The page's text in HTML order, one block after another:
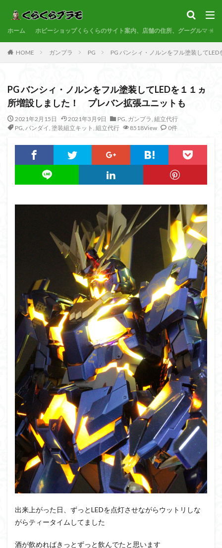
ホーム ホビーショップくらくらのサイト案内、店舗の住所、グーグルマップ
HOME ガンプラ PG PG バンシィ・ノルンをフル塗装して
PG バンシィ・ノルンをフル塗装してLEDを１１ヵ
所増設しました！ プレバン拡張ユニットも
2021年2月15日 2021年3月9日 PG, ガンプラ, 組立代行
PG, バンダイ, 塗装組立キット , 組立代行 8518View 0件
出来上がった日、ずっとLEDを点灯させながらウットリしな
がらティータイムしてました
酒が飲めればきっとずっと飲んでたと思います
素組代行
カテゴリー
30MF 30MM 30MP 30MS
86
ACVI
Amplified Amplified IMGN
BANDAI
BB戦士
CS EG
END OF HEROES
Figure-rise Standard
Figure-rise Standard Amplified
Figure-riseLABO
FULL MECHANICS
GQuuuuuuX
HGUC
Imaginary Skeleton
PLAMATEA PLAMAX
PLUM
Re incarnation Reincarnation
RG
SDCS SDEX SDW
SDWヒーローズ
SDガンダム
SDクロスシルエット
SDワールドヒーローズ
SEED
SEEDFREEDOM
show up
Supreme
ULTIMAGEAR
ULTRAMAN SUIT
Urdr-Hunt wave
YOASOBI
くらくらの挑戦状2021
くらくらコンペ
くらくらプラモアイギス
くらくらプラモコンペ
くらくら・オブザデッドコンペ
くらくら・オブザデッドプラモコンペ
くらくら創彩少女庭園コンペ
くらくら塗装初めセット2022
アイドルマスター
アイドルマスターシャイニーカラーズ
アイマス
アギト
アスカ
アリスギア・アイギス
アリス・ギア・アイギス
アーマードコア
アーマード・コア
ウマ娘
ウルズハント
ウルトラマン
ウルトラマンZ
エクスプローリングラボネイチャー
エルガイム
エンドオブヒーローズ
エヴァ
エヴァンゲリオン
オリジン
オルフェンズ
オーガス
ガオガイガー
ガンダム